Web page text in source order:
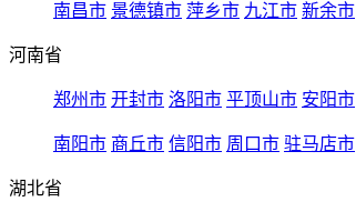
南昌市 景德镇市 萍乡市 九江市 新余市
河南省
郑州市 开封市 洛阳市 平顶山市 安阳市
南阳市 商丘市 信阳市 周口市 驻马店市
湖北省